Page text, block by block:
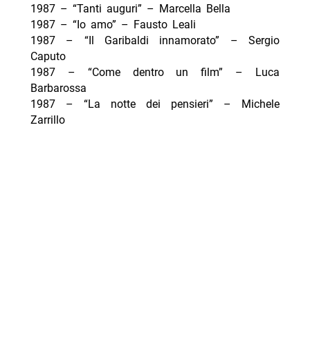
1987 – “Tanti auguri” – Marcella Bella
1987 – “Io amo” – Fausto Leali
1987 – “Il Garibaldi innamorato” – Sergio
Caputo
1987 – “Come dentro un film” – Luca
Barbarossa
1987 – “La notte dei pensieri” – Michele
Zarrillo